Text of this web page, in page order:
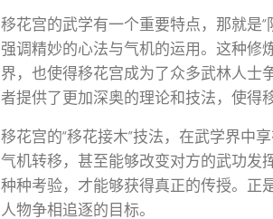
移花宫的武学有一个重要特点，那就是
强调精妙的心法与气机的运用。这种修
界，也使得移花宫成为了众多武林人士
者提供了更加深奥的理论和技法，使得
移花宫的“移花接木”技法，在武学界中
气机转移，甚至能够改变对方的武功发
种种考验，才能够获得真正的传授。正
人物争相追逐的目标。